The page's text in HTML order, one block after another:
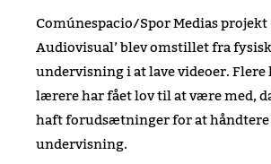
Comúnespacio/Spor Medias projekt
Audiovisual’ blev omstillet fra
undervisning i at lave videoer.
lærere har fået lov til at være med,
haft forudsætninger for at
undervisning.